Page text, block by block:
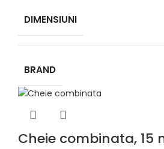
DIMENSIUNI
BRAND
Cheie combinata, 15